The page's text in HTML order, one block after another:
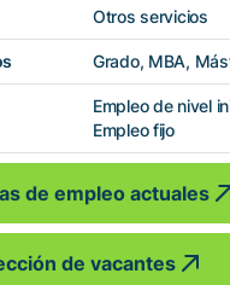
Otros servicios
Grado, MBA,
Empleo de nivel
Empleo fijo
de empleo actuales
de vacantes